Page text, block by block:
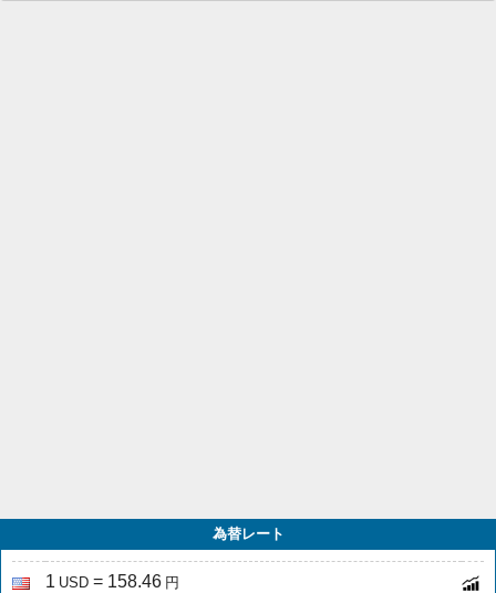
為替レート
1 USD = 158.46 円